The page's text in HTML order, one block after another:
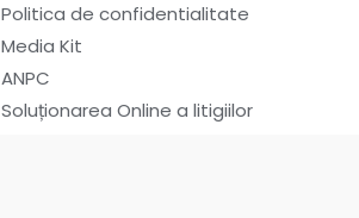
Politica de confidentialitate
Media Kit
ANPC
Soluționarea Online a litigiilor